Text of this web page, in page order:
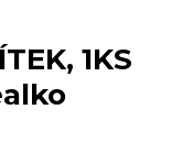
1KS